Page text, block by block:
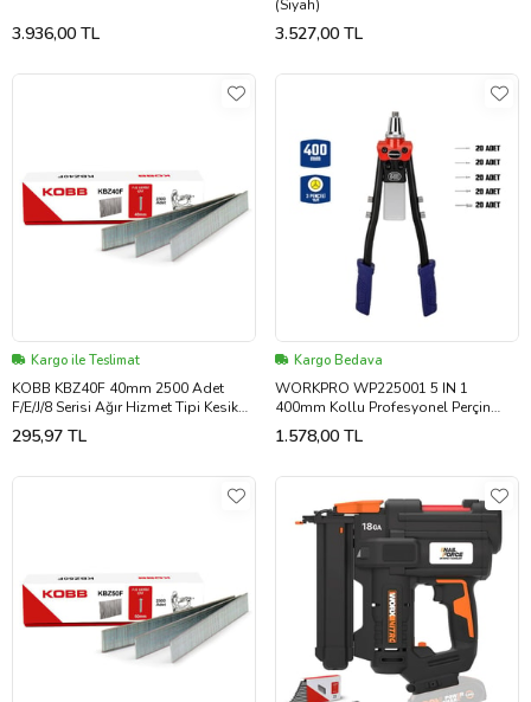
3.936,00 TL
(Siyah)
3.527,00 TL
Kargo ile Teslimat
KOBB KBZ40F 40mm 2500 Adet
F/E/J/8 Serisi Ağır Hizmet Tipi Kesik
Başlı Çivi
295,97 TL
Kargo Bedava
WORKPRO WP225001 5 IN 1
400mm Kollu Profesyonel Perçin
Tabancası + 100 Adet Perçin
1.578,00 TL